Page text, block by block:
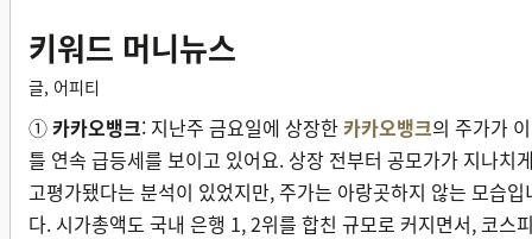
키워드 머니뉴스
글, 어피티
①카카오뱅크: 지난주 금요일에 상장한카카오뱅크의 주가가 이
틀 연속 급등세를 보이고 있어요. 상장 전부터 공모가가 지나치
고평가됐다는 분석이 있었지만, 주가는 아랑곳하지 않는 모습입
다. 시가총액도 국내 은행 1, 2위를 합친 규모로 커지면서, 코스